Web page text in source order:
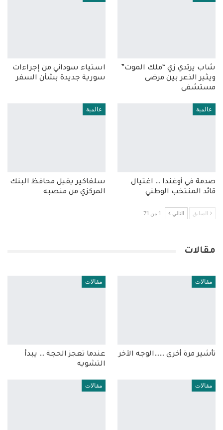
شاب يرتدي زي “ملك الموت”
ويثير الذعر بين مرضى
مستشفى
استياء سوداني من إجراءات
سورية جديدة بشأن السفر
عالمية
صدمة في أوغندا … اغتيال
قائد المنتخب الوطني
عالمية
سلفاكير يقيل محافظ البنك
المركزي من منصبه
السابق التالي 1 من 71
مقالات
مقالات
تأشير مرة أخرى ……الوجه الآخر
مقالات
عندما تعجز الحجة … يبدأ
التشويه
مقالات مقالات